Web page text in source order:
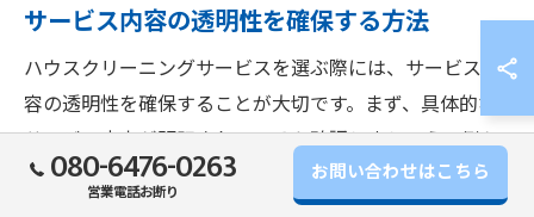
サービス内容の透明性を確保する方法
ハウスクリーニングサービスを選ぶ際には、サービス内
容の透明性を確保することが大切です。まず、具体的な
サービス内容が明記されているか確認しましょう。例え
ば、清掃範囲や使用する洗剤の種類など、詳細な情報を
080-6476-0263
営業電話お断り
お問い合わせはこちら